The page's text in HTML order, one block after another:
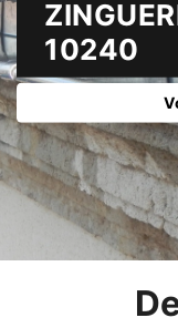
10240